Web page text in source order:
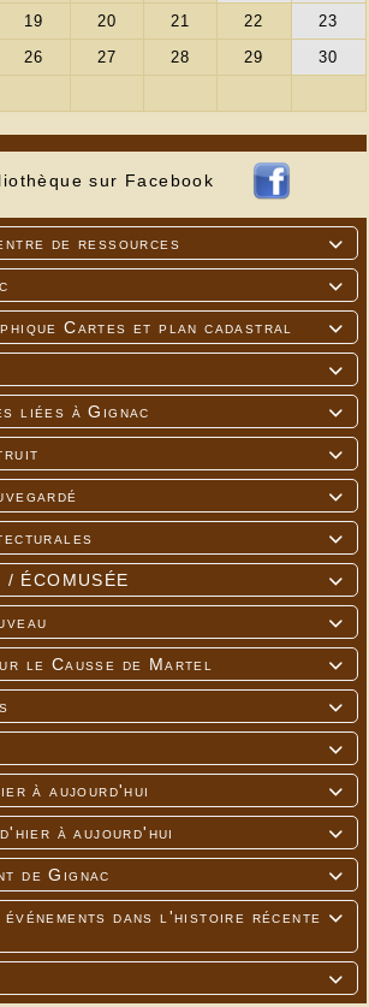
sur Facebook

de ressources


Cartes et plan cadastral


liées à Gignac




/ ÉCOMUSÉE


le Causse de Martel



à aujourd'hui

à aujourd'hui

de Gignac

dans l'histoire récente
